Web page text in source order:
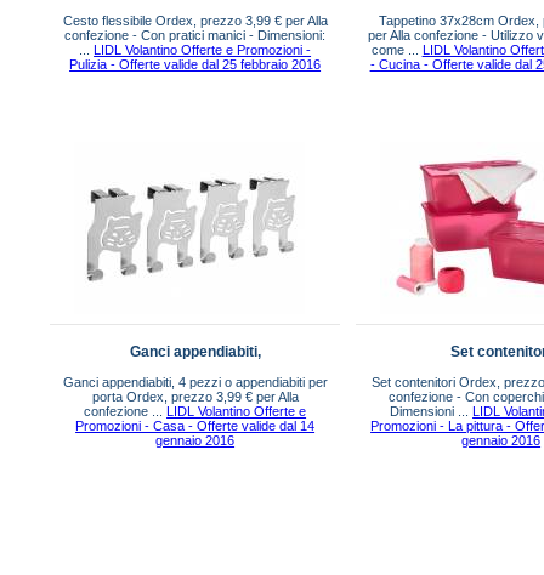
Cesto flessibile Ordex, prezzo 3,99 € per Alla
confezione - Con pratici manici - Dimensioni:
...LIDL Volantino Offerte e Promozioni -
Pulizia - Offerte valide dal 25 febbraio 2016
Tappetino 37x28cm Ordex,
per Alla confezione - Utilizzo
come ... LIDL Volantino
- Cucina - Offerte valide dal
Ganci appendiabiti,
Ganci appendiabiti, 4 pezzi o appendiabiti per
porta Ordex, prezzo 3,99 € per Alla
confezione ...LIDL Volantino Offerte e
Promozioni - Casa - Offerte valide dal 14
gennaio 2016
Set
Set contenitori Ordex,
confezione - Con
Dimensioni ...LIDL
Promozioni - La pittura -
gennaio 2016